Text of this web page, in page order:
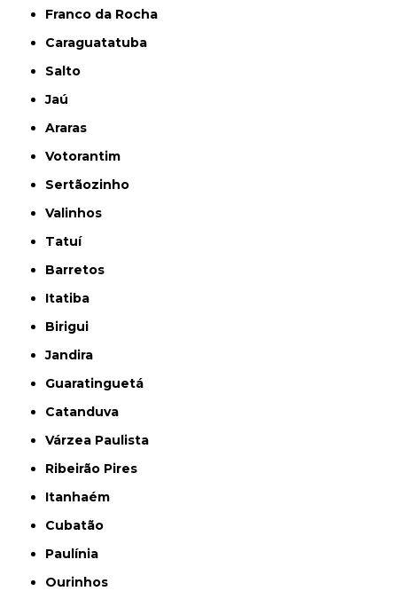
Franco da Rocha
Caraguatatuba
Salto
Jaú
Araras
Votorantim
Sertãozinho
Valinhos
Tatuí
Barretos
Itatiba
Birigui
Jandira
Guaratinguetá
Catanduva
Várzea Paulista
Ribeirão Pires
Itanhaém
Cubatão
Paulínia
Ourinhos